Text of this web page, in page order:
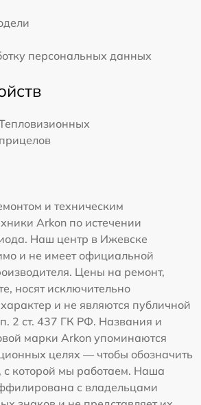
персональных данных
прицелов
и техническим
Arkon по истечении
Наш центр в Ижевске
и не имеет официальной
Цены на ремонт,
носят исключительно
и не являются публичной
2 ст. 437 ГК РФ. Названия и
марки Arkon упоминаются
целях — чтобы обозначить
с которой мы работаем. Наша
с владельцами